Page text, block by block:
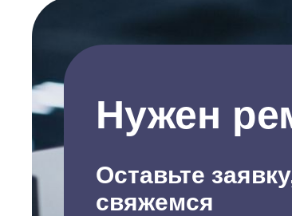
Нужен
Оставьте
свяжемся